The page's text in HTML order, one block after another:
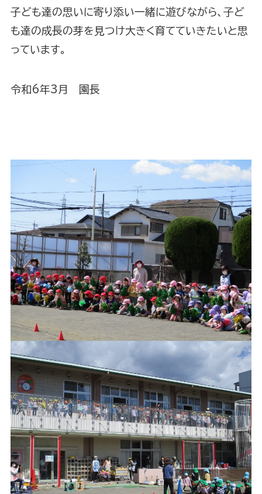
子ども達の思いに寄り添い一緒に遊びながら、子ど
も達の成長の芽を見つけ大きく育てていきたいと思
っています。
令和6年3月 園長